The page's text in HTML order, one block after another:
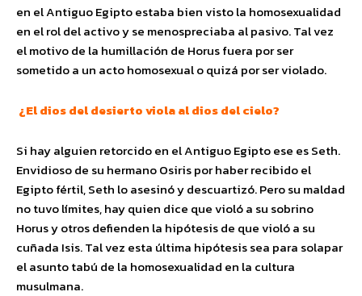
en el Antiguo Egipto estaba bien visto la homosexualidad
en el rol del activo y se menospreciaba al pasivo. Tal vez
el motivo de la humillación de Horus fuera por ser
sometido a un acto homosexual o quizá por ser violado.
¿El dios del desierto viola al dios del cielo?
Si hay alguien retorcido en el Antiguo Egipto ese es Seth.
Envidioso de su hermano Osiris por haber recibido el
Egipto fértil, Seth lo asesinó y descuartizó. Pero su maldad
no tuvo límites, hay quien dice que violó a su sobrino
Horus y otros defienden la hipótesis de que violó a su
cuñada Isis. Tal vez esta última hipótesis sea para solapar
el asunto tabú de la homosexualidad en la cultura
musulmana.